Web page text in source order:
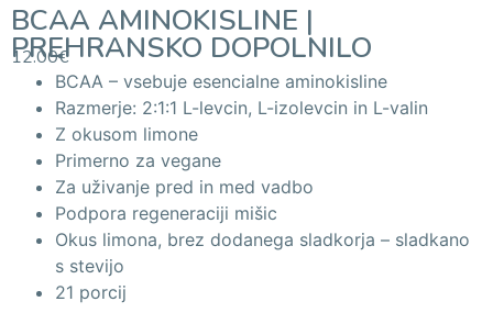
BCAA AMINOKISLINE |
PREHRANSKO DOPOLNILO
12.00€
BCAA – vsebuje esencialne aminokisline
Razmerje: 2:1:1 L-levcin, L-izolevcin in L-valin
Z okusom limone
Primerno za vegane
Za uživanje pred in med vadbo
Podpora regeneraciji mišic
Okus limona, brez dodanega sladkorja – sladkano
s stevijo
21 porcij